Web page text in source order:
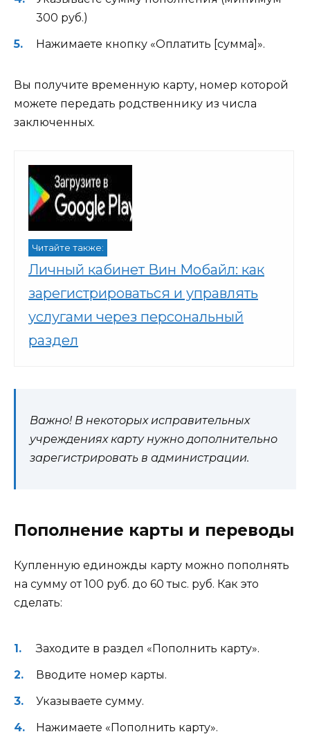
300 руб.)
Нажимаете кнопку «Оплатить [сумма]».
Вы получите временную карту, номер которой
можете передать родственнику из числа
заключенных.
Читайте также:
Личный кабинет Вин Мобайл: как
зарегистрироваться и управлять
услугами через персональный
раздел
Важно! В некоторых исправительных
учреждениях карту нужно дополнительно
зарегистрировать в администрации.
Пополнение карты и переводы
Купленную единожды карту можно пополнять
на сумму от 100 руб. до 60 тыс. руб. Как это
сделать:
Заходите в раздел «Пополнить карту».
Вводите номер карты.
Указываете сумму.
Нажимаете «Пополнить карту».